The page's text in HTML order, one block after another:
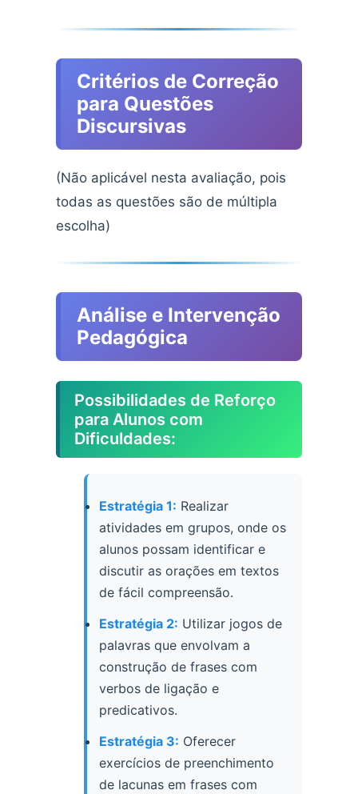
Critérios de Correção
para Questões
Discursivas
(Não aplicável nesta avaliação, pois
todas as questões são de múltipla
escolha)
Análise e Intervenção
Pedagógica
Possibilidades de Reforço
para Alunos com
Dificuldades:
Estratégia 1: Realizar
atividades em grupos, onde os
alunos possam identificar e
discutir as orações em textos
de fácil compreensão.
Estratégia 2: Utilizar jogos de
palavras que envolvam a
construção de frases com
verbos de ligação e
predicativos.
Estratégia 3: Oferecer
exercícios de preenchimento
de lacunas em frases com